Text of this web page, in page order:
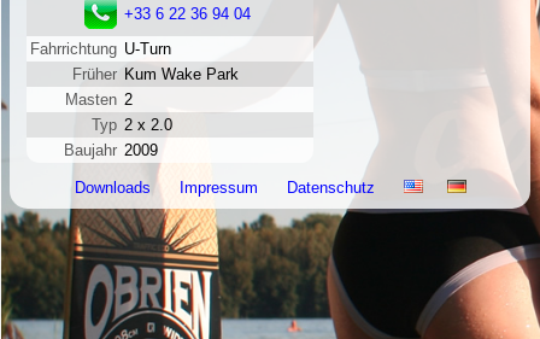
+33 6 22 36 94 04
Fahrrichtung U-Turn
Früher Kum Wake Park
Masten 2
Typ 2 x 2.0
Baujahr 2009
Downloads Impressum Datenschutz